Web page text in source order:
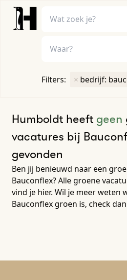
Filters: × bedrijf:
Humboldt heeft geen
vacatures bij
gevonden
Ben jij benieuwd naar een
Bauconflex? Alle groene
vind je hier. Wil je meer weten
Bauconflex groen is, check